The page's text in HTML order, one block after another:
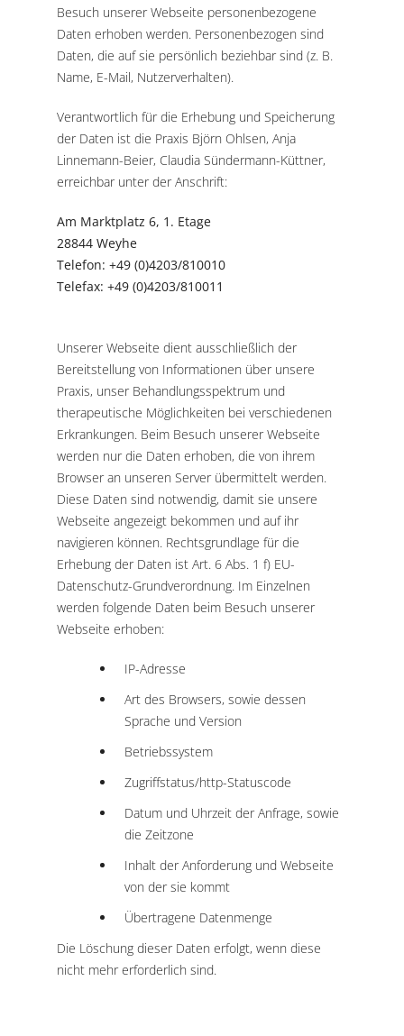
Besuch unserer Webseite personenbezogene
Daten erhoben werden. Personenbezogen sind
Daten, die auf sie persönlich beziehbar sind (z. B.
Name, E-Mail, Nutzerverhalten).
Verantwortlich für die Erhebung und Speicherung
der Daten ist die Praxis Björn Ohlsen, Anja
Linnemann-Beier, Claudia Sündermann-Küttner,
erreichbar unter der Anschrift:
Am Marktplatz 6, 1. Etage
28844 Weyhe
Telefon: +49 (0)4203/810010
Telefax: +49 (0)4203/810011
Unserer Webseite dient ausschließlich der
Bereitstellung von Informationen über unsere
Praxis, unser Behandlungsspektrum und
therapeutische Möglichkeiten bei verschiedenen
Erkrankungen. Beim Besuch unserer Webseite
werden nur die Daten erhoben, die von ihrem
Browser an unseren Server übermittelt werden.
Diese Daten sind notwendig, damit sie unsere
Webseite angezeigt bekommen und auf ihr
navigieren können. Rechtsgrundlage für die
Erhebung der Daten ist Art. 6 Abs. 1 f) EU-
Datenschutz-Grundverordnung. Im Einzelnen
werden folgende Daten beim Besuch unserer
Webseite erhoben:
IP-Adresse
Art des Browsers, sowie dessen
Sprache und Version
Betriebssystem
Zugriffstatus/http-Statuscode
Datum und Uhrzeit der Anfrage, sowie
die Zeitzone
Inhalt der Anforderung und Webseite
von der sie kommt
Übertragene Datenmenge
Die Löschung dieser Daten erfolgt, wenn diese
nicht mehr erforderlich sind.